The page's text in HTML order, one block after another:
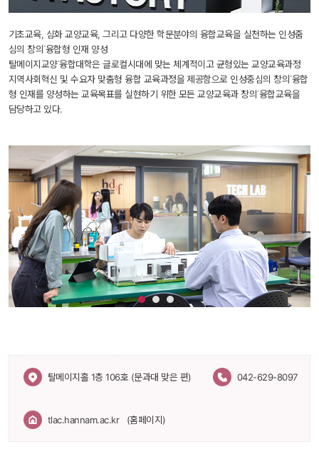
기초교육, 심화 교양교육, 그리고 다양한 학문분야의 융합교육을 실천하는 인성줌
심의 창의˙융합형 인재 양성
탈메이지교양˙융합대학은 글로컬시대에 맞는 체계적이고 균형있는 교양교육과정
지역사회혁신 및 수요자 맞춤형 융합 교육과정을 제공함으로 인성중심의 창의˙융합
형 인재를 양성하는 교육목표를 실현하기 위한 모든 교양교육과 창의˙융합교육을
담당하고 있다.
탈메이지홀 1층 106호 (문과대 맞은 편) 042-629-8097
tlac.hannam.ac.kr (홈페이지)